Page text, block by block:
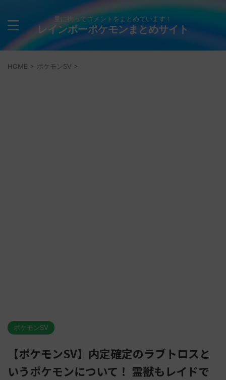
量に拘ってコメントをまとめています！
レインボーポケモンまとめサイト
HOME > ポケモンSV >
ポケモンSV
【ポケモンSV】内定確定のラブトロスと
いうポケモンについて！ 霊獣もレイドで